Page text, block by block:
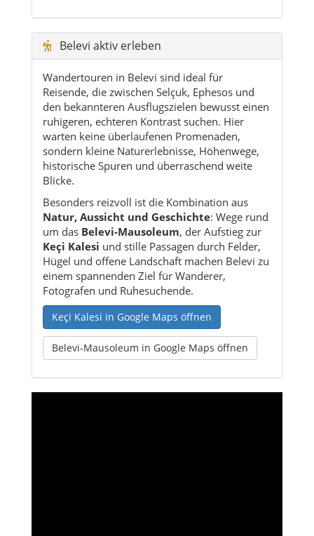
Belevi aktiv erleben
Wandertouren in Belevi sind ideal für
Reisende, die zwischen Selçuk, Ephesos und
den bekannteren Ausflugszielen bewusst einen
ruhigeren, echteren Kontrast suchen. Hier
warten keine überlaufenen Promenaden,
sondern kleine Naturerlebnisse, Höhenwege,
historische Spuren und überraschend weite
Blicke.
Besonders reizvoll ist die Kombination aus
Natur, Aussicht und Geschichte: Wege rund
um das Belevi-Mausoleum, der Aufstieg zur
Keçi Kalesi und stille Passagen durch Felder,
Hügel und offene Landschaft machen Belevi zu
einem spannenden Ziel für Wanderer,
Fotografen und Ruhesuchende.
Keçi Kalesi in Google Maps öffnen
Belevi-Mausoleum in Google Maps öffnen